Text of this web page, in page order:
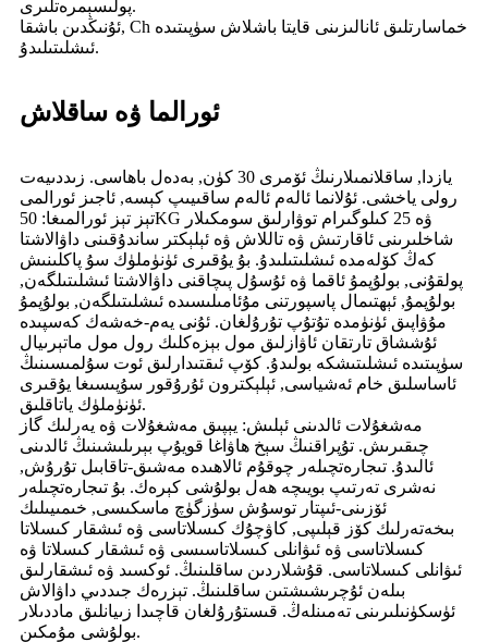
پولىسېمرەتلىرى.
ئۇنىڭدىن باشقا, Ch خماسارتلىق ئانالىزىنى قايتا باشلاش سۈپىتىدە
ئىشلىتىلىدۇ.
ئورالما ۋە ساقلاش
يازدا, ساقلانمىلارنىڭ ئۆمرى 30 كۈن, بەدەل باھاسى. زىددىيەت
رولى ياخشى. ئۇلانما ئالەم ئالەم ساقىيىپ كېسە, ئاجىز ئورالمى
تېز تېز ئورالمىغا: 50KG ۋە 25 كىلوگىرام توۋارلىق سومكىلار
شاخلىرىنى ئاقارتىش ۋە تاللاش ۋە ئېلېكتر ساندۇقىنى داۋالاشتا
كەڭ كۆلەمدە ئىشلىتىلىدۇ. بۇ يۇقىرى ئۈنۈملۈك سۇ پاكلىنىش
پولقۇنى, بولۇپمۇ ئاقما ۋە ئۇسۇل پىچاقنى داۋالاشتا ئىشلىتىلگەن,
بولۇپمۇ, ئېھتىمال پاسپورتنى مۇئامىلىسىدە ئىشلىتىلگەن, بولۇپمۇ
مۇۋاپىق ئۈنۈمدە تۇتۇپ تۇرۇلغان. ئۇنى يەم-خەشەك كەسپىدە
ئۇششاق تارتقان ئاۋازلىق مول بېزەكلىك رول مول ماتېرىيال
سۈپىتىدە ئىشلىتىشكە بولىدۇ. كۆپ ئىقتىدارلىق ئوت سۇلمىسىنىڭ
ئاساسلىق خام ئەشياسى, ئېلېكترون ئۇرۇقور سۇپىسىغا يۇقىرى
ئۈنۈملۈك ياتاقلىق.
مەشغۇلات ئالدىنى ئېلىش: يېپىق مەشغۇلات ۋە يەرلىك گاز
چىقىرىش. تۇپراقنىڭ سېخ ھاۋاغا قويۇپ بېرىلىشىنىڭ ئالدىنى
ئالىدۇ. تىجارەتچىلەر چوقۇم ئالاھىدە مەشىق-تاقابىل تۇرۇش,
نەشرى تەرتىپ بويىچە ھەل بولۇشى كېرەك. بۇ تىجارەتچىلەر
ئۆزىنى-ئىپتار توسۇش سۈزگۈچ ماسكىسى, خىمىيىلىك
بىخەتەرلىك كۆز قېلىپى, كاۋچۇك كىسلاتاسى ۋە ئىشقار كىسلاتا
كىسلاتاسى ۋە ئىۋانلى كىسلاتاسىسى ۋە ئىشقار كىسلاتا ۋە
ئىۋانلى كىسلاتاسى. قۇشلاردىن ساقلىنىڭ. ئوكسىد ۋە ئىشقارلىق
بىلەن ئۇچرىشىشتىن ساقلىنىڭ. تېزرەك جىددىي داۋالاش
ئۈسكۈنىلىرىنى تەمىنلەڭ. قىستۇرۇلغان قاچىدا زىيانلىق ماددىلار
بولۇشى مۇمكىن.